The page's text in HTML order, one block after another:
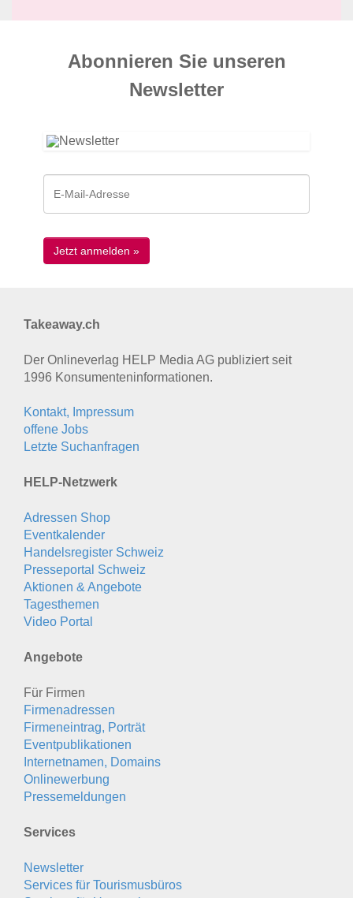
Abonnieren Sie unseren
News­letter
Takeaway.ch
Der Onlineverlag HELP Media AG publiziert seit
1996 Konsumenten­informationen.
Kontakt, Impressum
offene Jobs
Letzte Suchanfragen
HELP-Netzwerk
Adressen Shop
Eventkalender
Handelsregister Schweiz
Presseportal Schweiz
Aktionen & Angebote
Tagesthemen
Video Portal
Angebote
Für Firmen
Firmenadressen
Firmeneintrag, Porträt
Eventpublikationen
Internetnamen, Domains
Onlinewerbung
Pressemeldungen
Services
Newsletter
Services für Tourismusbüros